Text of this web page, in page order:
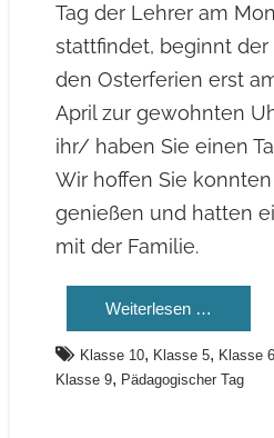
Tag der Lehrer am
stattfindet, beginnt
den Osterferien erst
April zur gewohnten
ihr/ haben Sie einen
Wir hoffen Sie
genießen und hatten
mit der Familie.
Weiterlesen …
Klasse 10, Klasse 5, Klasse 6
Klasse 9, Pädagogischer Tag